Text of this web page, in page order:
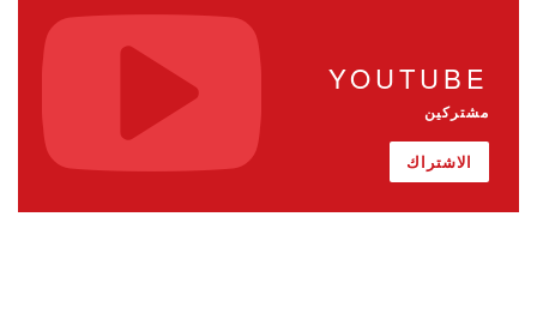
YOUTUBE
مشتركين
الاشتراك